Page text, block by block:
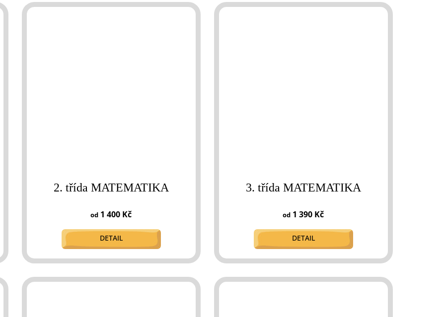
2. třída MATEMATIKA
od 1 400 Kč
DETAIL
3. třída MATEMATIKA
od 1 390 Kč
DETAIL